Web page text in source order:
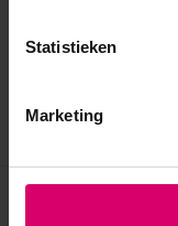
Statistieken
Marketing